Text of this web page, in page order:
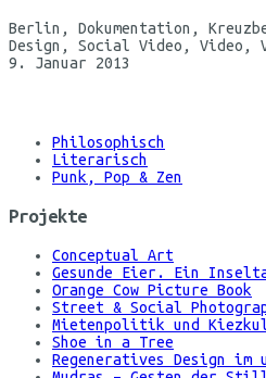
Berlin, Dokumentation,
Design, Social Video, Video,
9. Januar 2013
Philosophisch
Literarisch
Punk, Pop & Zen
Projekte
Conceptual Art
Gesunde Eier. Ein
Orange Cow Picture Book
Street & Social
Mietenpolitik und
Shoe in a Tree
Regeneratives Design im